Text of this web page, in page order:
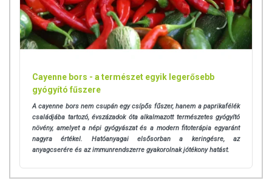
Cayenne bors - a természet egyik legerősebb
gyógyító fűszere
A cayenne bors nem csupán egy csípős fűszer, hanem a paprikafélék
családjába tartozó, évszázadok óta alkalmazott természetes gyógyító
növény, amelyet a népi gyógyászat és a modern fitoterápia egyaránt
nagyra értékel. Hatóanyagai elsősorban a keringésre, az
anyagcserére és az immunrendszerre gyakorolnak jótékony hatást.